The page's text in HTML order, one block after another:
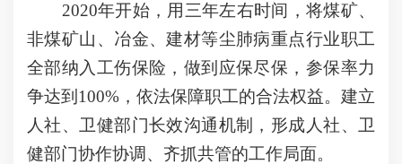
2020年开始，用三年左右时间，将煤矿、
非煤矿山、冶金、建材等尘肺病重点行业职工
全部纳入工伤保险，做到应保尽保，参保率力
争达到100%，依法保障职工的合法权益。建立
人社、卫健部门长效沟通机制，形成人社、卫
健部门协作协调、齐抓共管的工作局面。